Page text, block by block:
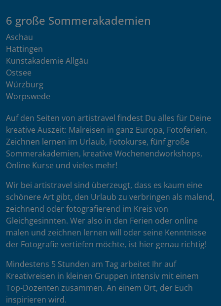
6 große Sommerakademien
Aschau
Hattingen
Kunstakademie Allgäu
Ostsee
Würzburg
Worpswede
Auf den Seiten von artistravel findest Du alles für Deine
kreative Auszeit: Malreisen in ganz Europa, Fotoferien,
Zeichnen lernen im Urlaub, Fotokurse, fünf große
Sommerakademien, kreative Wochenendworkshops,
Online Kurse und vieles mehr!
Wir bei artistravel sind überzeugt, dass es kaum eine
schönere Art gibt, den Urlaub zu verbringen als malend,
zeichnend oder fotografierend im Kreis von
Gleichgesinnten. Wer also in den Ferien oder online
malen und zeichnen lernen will oder seine Kenntnisse
der Fotografie vertiefen möchte, ist hier genau richtig!
Mindestens 5 Stunden am Tag arbeitet Ihr auf
Kreativreisen in kleinen Gruppen intensiv mit einem
Top-Dozenten zusammen. An einem Ort, der Euch
inspirieren wird.